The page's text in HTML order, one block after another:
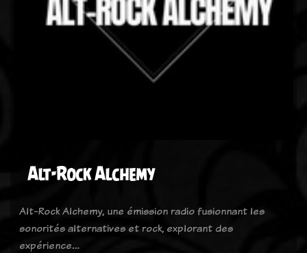
Alt-Rock Alchemy
Alt-Rock Alchemy, une émission radio fusionnant les
sonorités alternatives et rock, explorant des
expérience…